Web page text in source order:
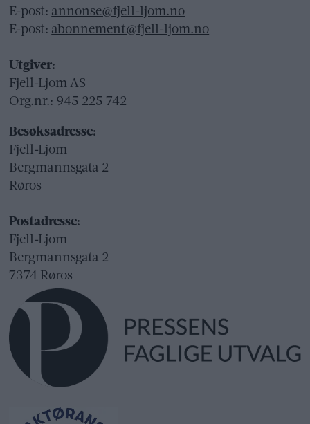
E-post: annonse@fjell-ljom.no
E-post: abonnement@fjell-ljom.no
Utgiver:
Fjell-Ljom AS
Org.nr.: 945 225 742
Besøksadresse:
Fjell-Ljom
Bergmannsgata 2
Røros
Postadresse:
Fjell-Ljom
Bergmannsgata 2
7374 Røros